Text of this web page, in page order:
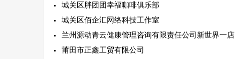
城关区胖团团幸福咖啡俱乐部
城关区佰企汇网络科技工作室
兰州源动青云健康管理咨询有限责任公司新世界一店
莆田市正鑫工贸有限公司